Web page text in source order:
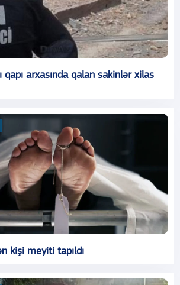
qapı arxasında qalan sakinlər xilas
kişi meyiti tapıldı